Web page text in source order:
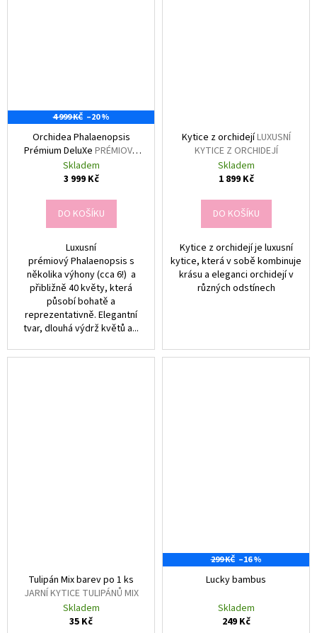
4 999 KČ –20 %
Orchidea Phalaenopsis
Prémium DeluXe PRÉMIOVÁ
ORCHIDEJ PHALAENOPSIS
Skladem
3 999 Kč
DO KOŠÍKU
Luxusní
prémiový Phalaenopsis s
několika výhony (cca 6!) a
přibližně 40 květy, která
působí bohatě a
reprezentativně. Elegantní
tvar, dlouhá výdrž květů a...
Kytice z orchidejíLUXUSNÍ
KYTICE Z ORCHIDEJÍ
Skladem
1 899 Kč
DO KOŠÍKU
Kytice z orchidejí je luxusní
kytice, která v sobě kombinuje
krásu a eleganci orchidejí v
různých odstínech
Tulipán Mix barev po 1 ks
JARNÍ KYTICE TULIPÁNŮ MIX
Skladem
35 Kč
299 KČ –16 %
Lucky bambus
Skladem
249 Kč